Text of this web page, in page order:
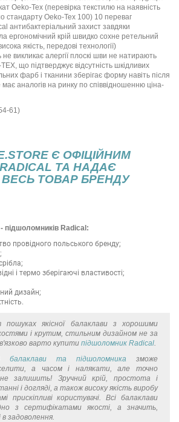
Oeko-Tex (перевірка текстилю на наявність
стандарту Oeko-Tex 100) 10 переваг
антибактеріальний захист завдяки
ергономічний крій швидко сохне ретельний
якість, передові технології)
не викликає алергії плоскі шви не натирають
що підтверджує відсутність шкідливих
фарб і тканини зберігає форму навіть після
аналогів на ринку по співвідношенню ціна-
61)
Є ОФІЦІЙНИМ
ТА НАДАЄ
ТОВАР БРЕНДУ
підшоломників Radical:
провідного польського бренду;
і термо зберігаючі властивості;
дизайн;
якісної балаклави з хорошими
і крутим, стильним дизайном не за
варто купити підшоломник Radical.
балаклави та підшоломника зможе
а часом і налякати, але точно
залишить! Зручний крій, простота і
і догляді, а також високу якість виробу
прискіпливі користувачі. Всі балаклави
з сертифікатами якості, а значить,
задоволення.